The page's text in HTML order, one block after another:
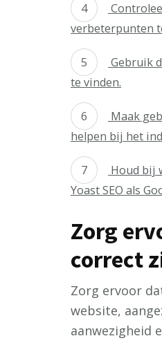
verbeterpunten
Gebruik
te vinden.
Maak
helpen bij het
Houd bij
Yoast SEO als
Zorg
correct
Zorg ervoor
website,
aanwezigheid